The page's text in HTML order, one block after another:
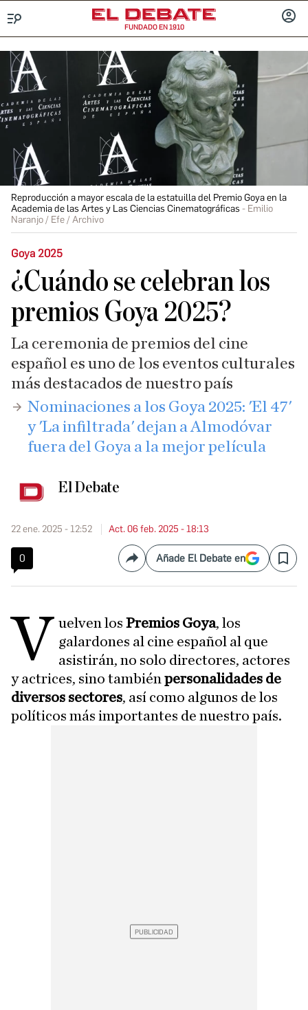
FUNDADO EN 1910
Reproducción a mayor escala de la estatuilla del Premio Goya en la
Academia de las Artes y Las Ciencias Cinematográficas
Emilio
Naranjo / Efe / Archivo
Goya 2025
¿Cuándo se celebran los
premios Goya 2025?
La ceremonia de premios del cine
español es uno de los eventos culturales
más destacados de nuestro país
​Nominaciones a los Goya 2025: 'El 47'
y 'La infiltrada' dejan a Almodóvar
fuera del Goya a la mejor película
El Debate
22 ene. 2025 - 12:52 Act. 06 feb. 2025 - 18:13
0 CompartirAñade El Debate en Save
V uelven losPremios Goya, los
galardones al cine español al que
asistirán, no solo directores, actores
y actrices, sino también personalidades de
diversos sectores, así como algunos de los
políticos más importantes de nuestro país.